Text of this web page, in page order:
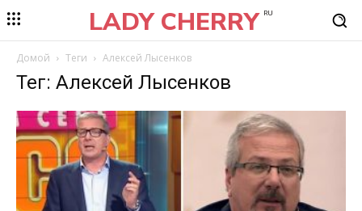
LADY CHERRY RU
Домой Теги Алексей Лысенков
Тег: Алексей Лысенков